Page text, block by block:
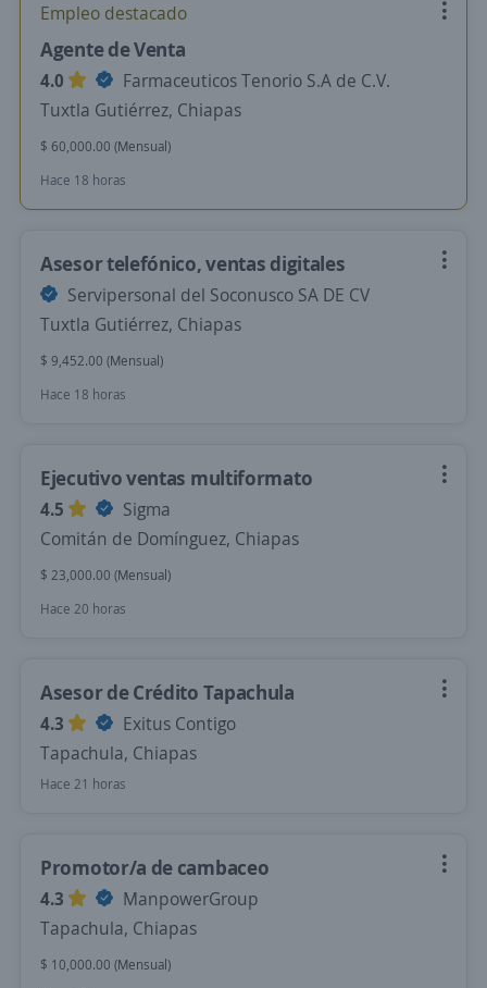
Empleo destacado
Agente de Venta
4.0
Farmaceuticos Tenorio S.A de C.V.
Tuxtla Gutiérrez, Chiapas
$ 60,000.00 (Mensual)
Hace 18 horas
Asesor telefónico, ventas digitales
Servipersonal del Soconusco SA DE CV
Tuxtla Gutiérrez, Chiapas
$ 9,452.00 (Mensual)
Hace 18 horas
Ejecutivo ventas multiformato
4.5
Sigma
Comitán de Domínguez, Chiapas
$ 23,000.00 (Mensual)
Hace 20 horas
Asesor de Crédito Tapachula
4.3
Exitus Contigo
Tapachula, Chiapas
Hace 21 horas
Promotor/a de cambaceo
4.3
ManpowerGroup
Tapachula, Chiapas
$ 10,000.00 (Mensual)